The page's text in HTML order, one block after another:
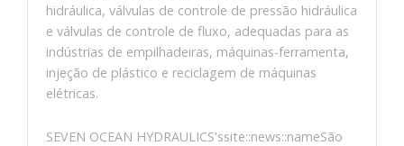
hidráulica, válvulas de controle de pressão hidráulica
e válvulas de controle de fluxo, adequadas para as
indústrias de empilhadeiras, máquinas-ferramenta,
injeção de plástico e reciclagem de máquinas
elétricas.
SEVEN OCEAN HYDRAULICS'ssite::news::nameSão